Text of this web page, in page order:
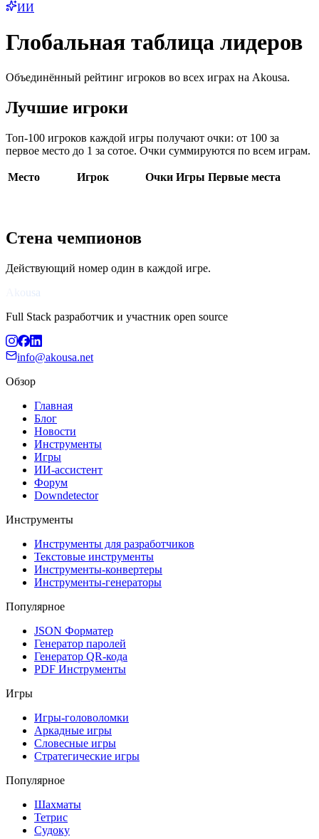
ИИ
Глобальная таблица лидеров
Объединённый рейтинг игроков во всех играх на Akousa.
Лучшие игроки
Топ-100 игроков каждой игры получают очки: от 100 за
первое место до 1 за сотое. Очки суммируются по всем играм.
Место Игрок Очки Игры Первые места
Стена чемпионов
Действующий номер один в каждой игре.
Akousa
Full Stack разработчик и участник open source
info@akousa.net
Обзор
Главная
Блог
Новости
Инструменты
Игры
ИИ-ассистент
Форум
Downdetector
Инструменты
Инструменты для разработчиков
Текстовые инструменты
Инструменты-конвертеры
Инструменты-генераторы
Популярное
JSON Форматер
Генератор паролей
Генератор QR-кода
PDF Инструменты
Игры
Игры-головоломки
Аркадные игры
Словесные игры
Стратегические игры
Популярное
Шахматы
Тетрис
Судоку